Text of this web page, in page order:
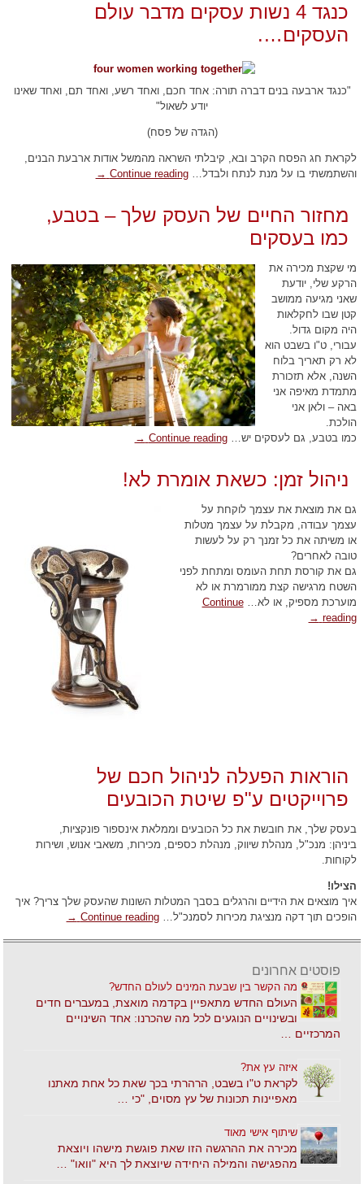
כנגד 4 נשות עסקים מדבר עולם
העסקים….
"כנגד ארבעה בנים דברה תורה: אחד חכם, ואחד רשע, ואחד תם, ואחד שאינו
יודע לשאול"
(הגדה של פסח)
לקראת חג הפסח הקרב ובא, קיבלתי השראה מהמשל אודות ארבעת הבנים,
והשתמשתי בו על מנת לנתח ולבדל…Continue reading
→
מחזור החיים של העסק שלך – בטבע,
כמו בעסקים
מי שקצת מכירה את
הרקע שלי, יודעת
שאני מגיעה ממושב
קטן שבו לחקלאות
היה מקום גדול.
עבורי, ט"ו בשבט הוא
לא רק תאריך בלוח
השנה, אלא תזכורת
מתמדת מאיפה אני
באה – ולאן אני
הולכת.
כמו בטבע, גם לעסקים יש…Continue reading
→
ניהול זמן: כשאת אומרת לא!
גם את מוצאת את עצמך לוקחת על
עצמך עבודה, מקבלת על עצמך מטלות
או משיתה את כל זמנך רק על לעשות
טובה לאחרים?
גם את קורסת תחת העומס ומתחת לפני
השטח מרגישה קצת ממורמרת או לא
מוערכת מספיק, או לא…Continue
reading
→
הוראות הפעלה לניהול חכם של
פרוייקטים ע"פ שיטת הכובעים
בעסק שלך, את חובשת את כל הכובעים וממלאת אינספור פונקציות,
ביניהן: מנכ"ל, מנהלת שיווק, מנהלת כספים, מכירות, משאבי אנוש, ושירות
לקוחות.
הצילו!
איך מוצאים את הידיים והרגלים בסבך המטלות השונות שהעסק שלך צריך? איך
הופכים תוך דקה מנציגת מכירות לסמנכ"ל…Continue reading
→
פוסטים אחרונים
מה הקשר בין שבעת המינים לעולם החדש?
העולם החדש מתאפיין בקדמה מואצת, במעברים חדים
ובשינויים הנוגעים לכל מה שהכרנו: אחד השינויים
המרכזיים …
איזה עץ את?
לקראת ט"ו בשבט, הרהרתי בכך שאת כל אחת מאתנו
מאפיינות תכונות של עץ מסוים, "כי …
שיתוף אישי מאוד
מכירה את ההרגשה הזו שאת פוגשת מישהו ויוצאת
מהפגישה והמילה היחידה שיוצאת לך היא "וואו" …